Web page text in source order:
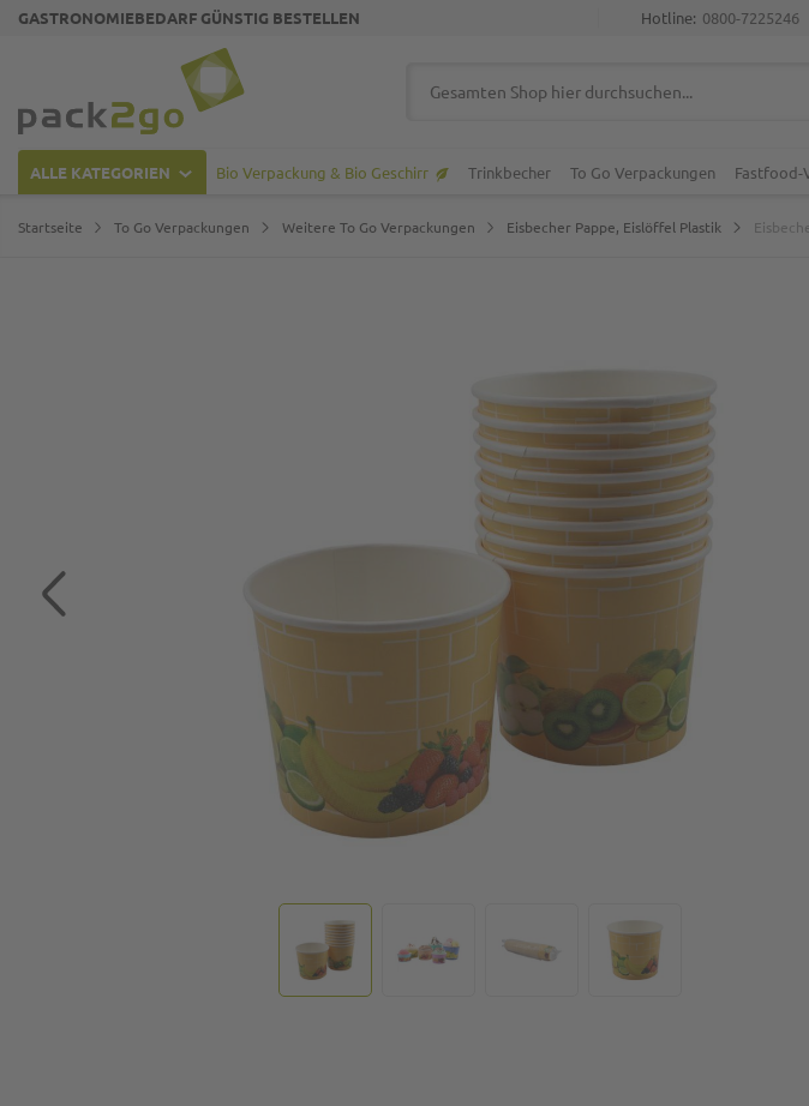
GASTRONOMIEBEDARF GÜNSTIG BESTELLEN Hotline: 0800-7225246
ALLE KATEGORIEN Bio Verpackung & Bio Geschirr Trinkbecher To Go Verpackungen Fastfood-
Startseite To Go Verpackungen Weitere To Go Verpackungen Eisbecher Pappe, Eislöffel Plastik